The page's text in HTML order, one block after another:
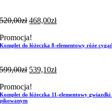
520,00zł 468,00zł
Promocja!
Komplet do łóżeczka 8-elementowy róże
599,00zł 539,10zł
Promocja!
Komplet do łóżeczka 11-elementowy
pikowanym